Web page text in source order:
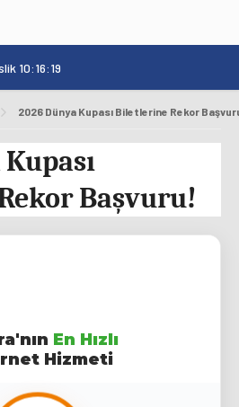
10:16:19
2026 Dünya Kupası Biletlerine Rekor
Başvuru!
En Hızlı
Hizmeti